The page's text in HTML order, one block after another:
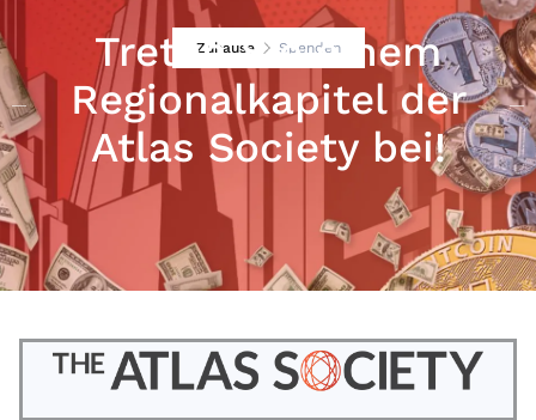
Zuhause Spenden
Treten Sie einem
Regionalkapitel der
Atlas Society bei!